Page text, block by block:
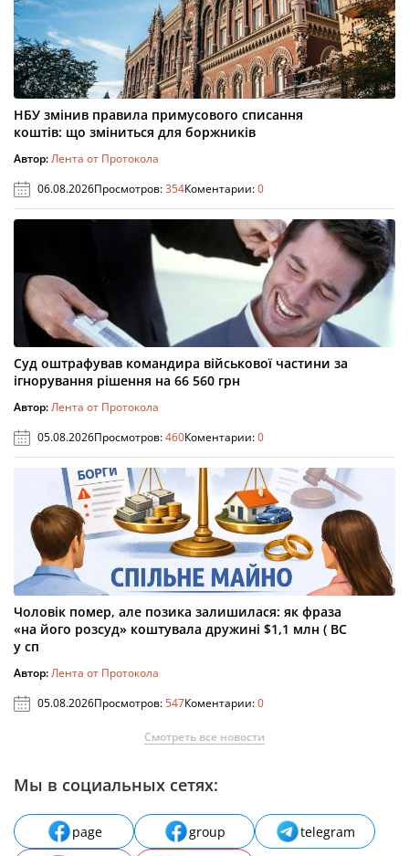
НБУ змінив правила примусового списання
коштів: що зміниться для боржників
Автор:Лента от Протокола
06.08.2026Просмотров:354Коментарии:0
Суд оштрафував командира військової частини за
ігнорування рішення на 66 560 грн
Автор:Лента от Протокола
05.08.2026Просмотров:460Коментарии:0
Чоловік помер, але позика залишилася: як фраза
«на його розсуд» коштувала дружині $1,1 млн ( ВС
у сп
Автор:Лента от Протокола
05.08.2026Просмотров:547Коментарии:0
Смотреть все новости
Мы в социальных сетях:
page group
telegram